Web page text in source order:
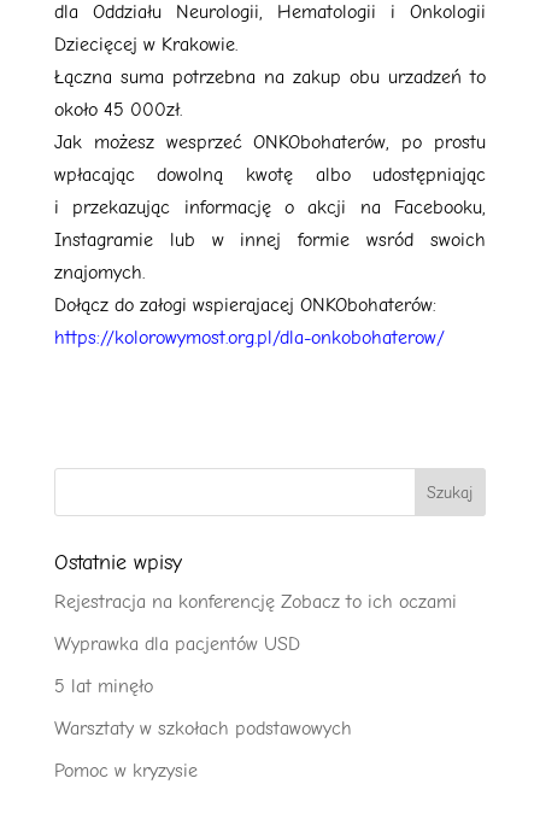
dla Oddziału Neurologii, Hematologii i Onkologii
Dziecięcej w Krakowie.
Łączna suma potrzebna na zakup obu urzadzeń to
około 45 000zł.
Jak możesz wesprzeć ONKObohaterów, po prostu
wpłacając dowolną kwotę albo udostępniając
i przekazując informację o akcji na Facebooku,
Instagramie lub w innej formie wsród swoich
znajomych.
Dołącz do załogi wspierajacej ONKObohaterów:
https://kolorowymost.org.pl/dla-onkobohaterow/
Ostatnie wpisy
Rejestracja na konferencję Zobacz to ich oczami
Wyprawka dla pacjentów USD
5 lat minęło
Warsztaty w szkołach podstawowych
Pomoc w kryzysie